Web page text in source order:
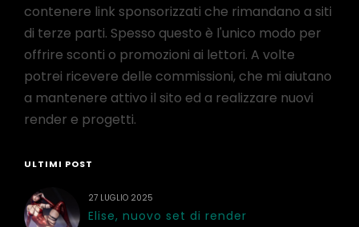
contenere link sponsorizzati che rimandano a siti
di terze parti. Spesso questo è l'unico modo per
offrire sconti o promozioni ai lettori. A volte
potrei ricevere delle commissioni, che mi aiutano
a mantenere attivo il sito ed a realizzare nuovi
render e progetti.
ULTIMI POST
27 LUGLIO 2025
Elise, nuovo set di render